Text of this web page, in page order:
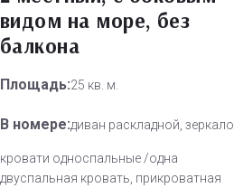
видом на море, без
балкона
Площадь:25 кв. м.
В номере:диван раскладной, зеркало,
кровати односпальные /одна
двуспальная кровать, прикроватная